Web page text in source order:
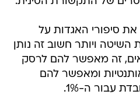
סיפורי האגדות על
ויותר חשוב זה נותן
זה מאפשר להם לרסק
ומאפשר להם
עבור ה-1%.